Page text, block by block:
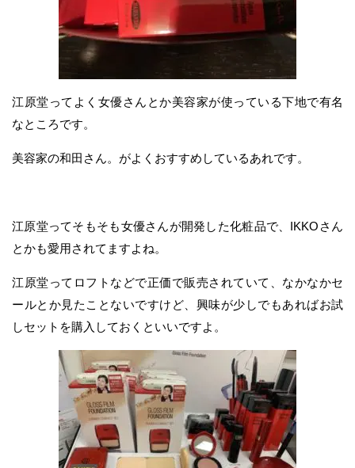
江原堂ってよく女優さんとか美容家が使っている下地で有名
なところです。
美容家の和田さん。がよくおすすめしているあれです。
江原堂ってそもそも女優さんが開発した化粧品で、IKKOさん
とかも愛用されてますよね。
江原堂ってロフトなどで正価で販売されていて、なかなかセ
ールとか見たことないですけど、興味が少しでもあればお試
しセットを購入しておくといいですよ。